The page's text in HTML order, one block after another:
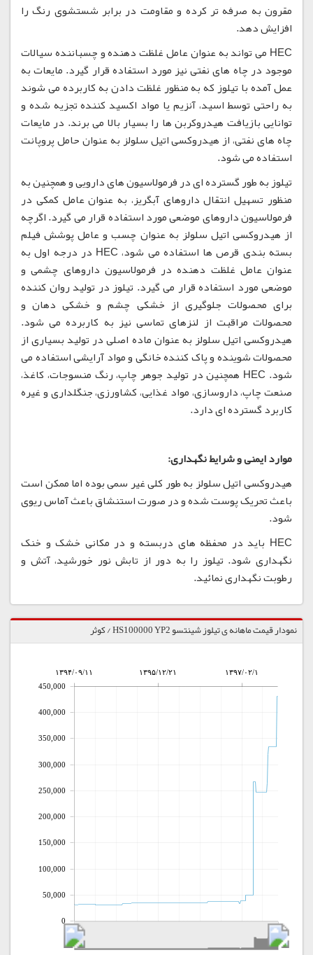
مقرون به صرفه تر کرده و مقاومت در برابر شستشوی رنگ را
افزایش دهد.
HEC می تواند به عنوان عامل غلظت دهنده و چسباننده سیالات
موجود در چاه های نفتی نیز مورد استفاده قرار گیرد. مایعات به
عمل آمده با تیلوز که به منظور غلظت دادن به کاربرده می شوند
به راحتی توسط اسید، آنزیم یا مواد اکسید کننده تجزیه شده و
توانایی بازیافت هیدروکربن ها را بسیار بالا می برند. در مایعات
چاه های نفتی، از هیدروکسی اتیل سلولز به عنوان حامل پروپانت
استفاده می شود.
تیلوز به طور گسترده ای در فرمولاسیون های دارویی و همچنین به
منظور تسهیل انتقال داروهای آبگریز، به عنوان عامل کمکی در
فرمولاسیون داروهای موضعی مورد استفاده قرار می گیرد. اگرچه
از هیدروکسی اتیل سلولز به عنوان چسب و عامل پوشش فیلم
بسته بندی قرص ها استفاده می شود، HEC در درجه اول به
عنوان عامل غلظت دهنده در فرمولاسیون داروهای چشمی و
موضعی مورد استفاده قرار می گیرد. تیلوز در تولید روان کننده
برای محصولات جلوگیری از خشکی چشم و خشکی دهان و
محصولات مراقبت از لنزهای تماسی نیز به کاربرده می شود.
هیدروکسی اتیل سلولز به عنوان ماده اصلی در تولید بسیاری از
محصولات شوینده و پاک کننده خانگی و مواد آرایشی استفاده می
شود. HEC همچنین در تولید جوهر چاپ، رنگ منسوجات، کاغذ،
صنعت چاپ، داروسازی، مواد غذایی، کشاورزی، جنگلداری و غیره
کاربرد گسترده ای دارد.
موارد ایمنی و شرایط نگهداری:
هیدروکسی اتیل سلولز به طور کلی غیر سمی بوده اما ممکن است
باعث تحریک پوست شده و در صورت استنشاق باعث آماس ریوی
شود.
HEC باید در محفظه های دربسته و در مکانی خشک و خنک
نگهداری شود. تیلوز را به دور از تابش نور خورشید، آتش و
رطوبت نگهداری نمائید.
نمودار قیمت ماهانه ی تیلوز شینتسو HS100000 YP2 / کوثر
۱۳۹۴/۰۹/۱۱ ۱۳۹۵/۱۲/۲۱ ۱۳۹۷/۰۲/۱
0
50,000
100,000
150,000
200,000
250,000
300,000
350,000
400,000
450,000